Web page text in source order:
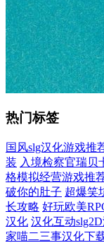
热门标签
国风slg汉化游戏推
装 入境检察官瑞贝
格模拟经营游戏推
破你的肚子 超爆笑
长攻略 好玩欧美
汉化 汉化互动
家喵二三事汉化下